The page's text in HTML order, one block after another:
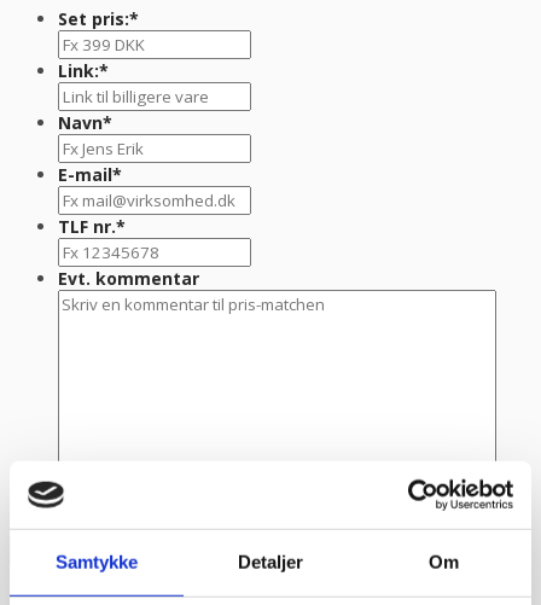
Samtykke Detaljer Om
Set pris:*
Link:*
Navn*
E-mail*
TLF nr.*
Evt. kommentar